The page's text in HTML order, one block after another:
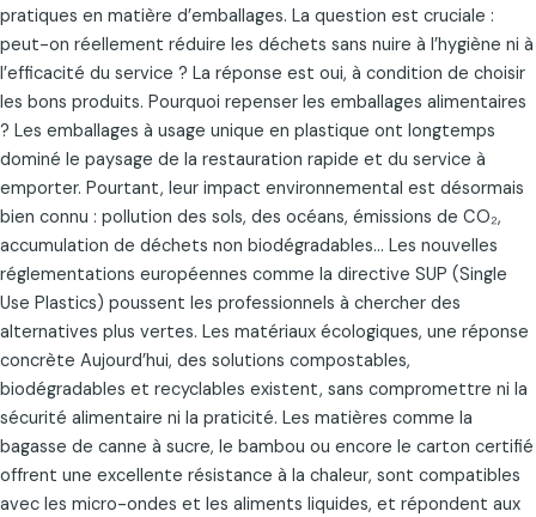
pratiques en matière d’emballages. La question est cruciale :
peut-on réellement réduire les déchets sans nuire à l’hygiène ni à
l’efficacité du service ? La réponse est oui, à condition de choisir
les bons produits. Pourquoi repenser les emballages alimentaires
? Les emballages à usage unique en plastique ont longtemps
dominé le paysage de la restauration rapide et du service à
emporter. Pourtant, leur impact environnemental est désormais
bien connu : pollution des sols, des océans, émissions de CO₂,
accumulation de déchets non biodégradables… Les nouvelles
réglementations européennes comme la directive SUP (Single
Use Plastics) poussent les professionnels à chercher des
alternatives plus vertes. Les matériaux écologiques, une réponse
concrète Aujourd’hui, des solutions compostables,
biodégradables et recyclables existent, sans compromettre ni la
sécurité alimentaire ni la praticité. Les matières comme la
bagasse de canne à sucre, le bambou ou encore le carton certifié
offrent une excellente résistance à la chaleur, sont compatibles
avec les micro-ondes et les aliments liquides, et répondent aux